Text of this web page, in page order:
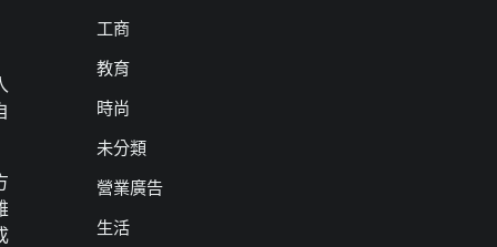
工商
教育
時尚
未分類
營業廣告
生活